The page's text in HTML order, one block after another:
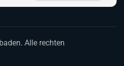
Alle rechten